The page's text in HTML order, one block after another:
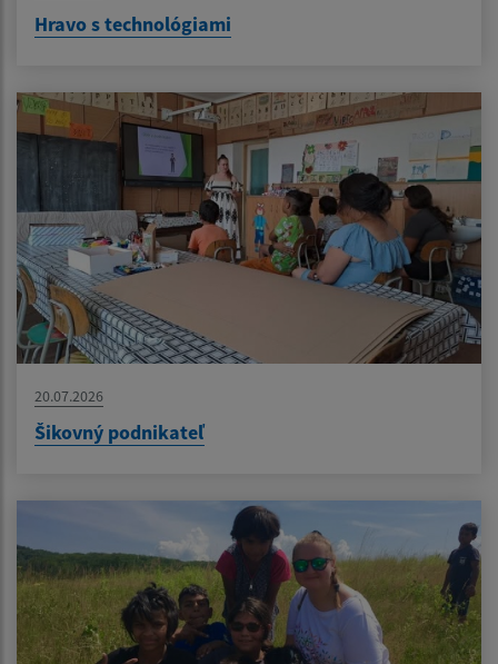
Hravo s technológiami
20.07.2026
Šikovný podnikateľ